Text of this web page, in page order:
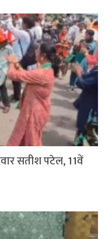
सतीश पटेल, 11वें